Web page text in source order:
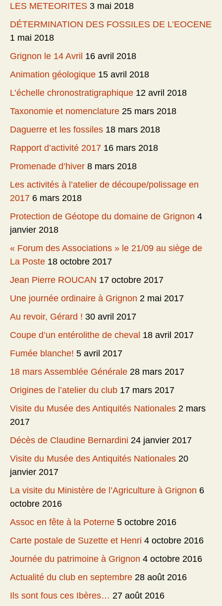
LES METEORITES 3 mai 2018
DÉTERMINATION DES FOSSILES DE L’EOCENE
1 mai 2018
Grignon le 14 Avril 16 avril 2018
Animation géologique 15 avril 2018
L’échelle chronostratigraphique 12 avril 2018
Taxonomie et nomenclature 25 mars 2018
Daguerre et les fossiles 18 mars 2018
Rapport d’activité 2017 16 mars 2018
Promenade d’hiver 8 mars 2018
Les activités à l’atelier de découpe/polissage en
2017 6 mars 2018
Protection de Géotope du domaine de Grignon 4
janvier 2018
« Forum des Associations » le 21/09 au siège de
La Poste 18 octobre 2017
Jean Pierre ROUCAN 17 octobre 2017
Une journée ordinaire à Grignon 2 mai 2017
Au revoir, Gérard ! 30 avril 2017
Coupe d’un entérolithe de cheval 18 avril 2017
Fumée blanche! 5 avril 2017
18 mars Assemblée Générale 28 mars 2017
Origines de l’atelier du club 17 mars 2017
Visite du Musée des Antiquités Nationales 2 mars
2017
Décès de Claudine Bernardini 24 janvier 2017
Visite du Musée des Antiquités Nationales 20
janvier 2017
La visite du Ministère de l’Agriculture à Grignon 6
octobre 2016
Assoc en fête à la Poterne 5 octobre 2016
Carte postale de Suzette et Henri 4 octobre 2016
Journée du patrimoine à Grignon 4 octobre 2016
Actualité du club en septembre 28 août 2016
Ils sont fous ces Ibères… 27 août 2016